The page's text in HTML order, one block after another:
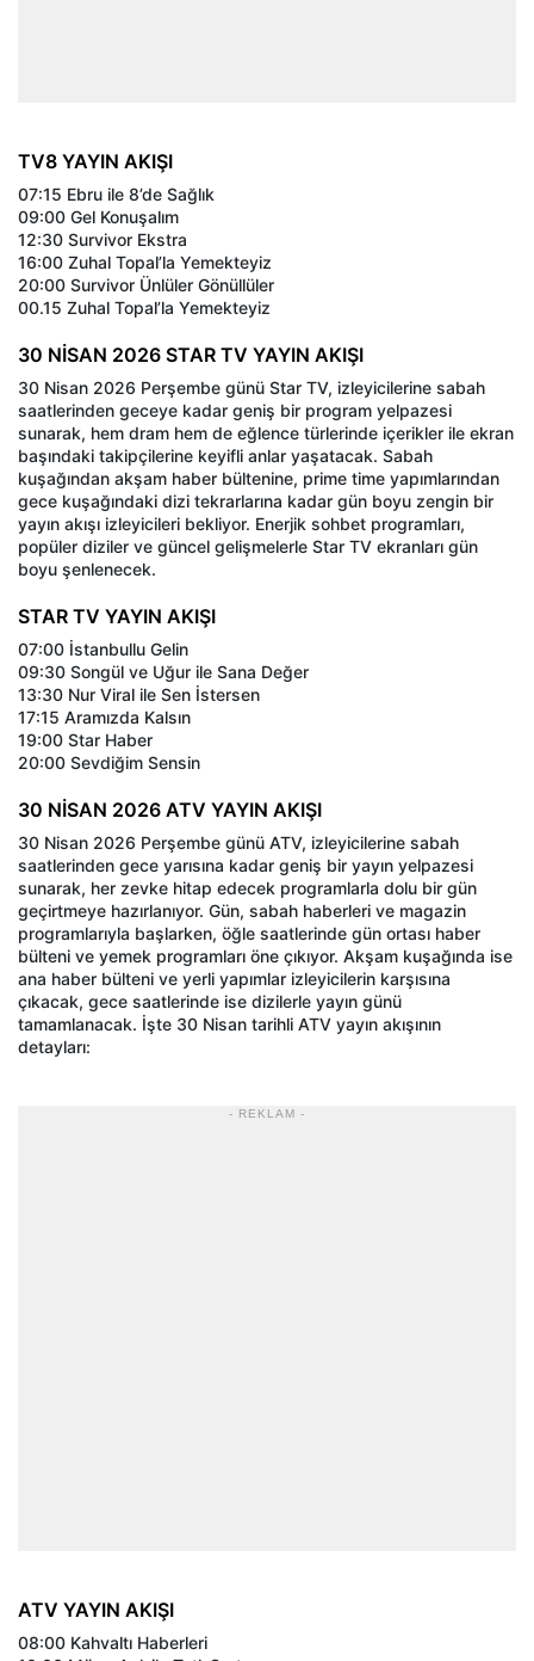
TV8 YAYIN AKIŞI
07:15 Ebru ile 8’de Sağlık
09:00 Gel Konuşalım
12:30 Survivor Ekstra
16:00 Zuhal Topal’la Yemekteyiz
20:00 Survivor Ünlüler Gönüllüler
00.15 Zuhal Topal’la Yemekteyiz
30 NİSAN 2026 STAR TV YAYIN AKIŞI
30 Nisan 2026 Perşembe günü Star TV, izleyicilerine sabah
saatlerinden geceye kadar geniş bir program yelpazesi
sunarak, hem dram hem de eğlence türlerinde içerikler ile ekran
başındaki takipçilerine keyifli anlar yaşatacak. Sabah
kuşağından akşam haber bültenine, prime time yapımlarından
gece kuşağındaki dizi tekrarlarına kadar gün boyu zengin bir
yayın akışı izleyicileri bekliyor. Enerjik sohbet programları,
popüler diziler ve güncel gelişmelerle Star TV ekranları gün
boyu şenlenecek.
STAR TV YAYIN AKIŞI
07:00 İstanbullu Gelin
09:30 Songül ve Uğur ile Sana Değer
13:30 Nur Viral ile Sen İstersen
17:15 Aramızda Kalsın
19:00 Star Haber
20:00 Sevdiğim Sensin
30 NİSAN 2026 ATV YAYIN AKIŞI
30 Nisan 2026 Perşembe günü ATV, izleyicilerine sabah
saatlerinden gece yarısına kadar geniş bir yayın yelpazesi
sunarak, her zevke hitap edecek programlarla dolu bir gün
geçirtmeye hazırlanıyor. Gün, sabah haberleri ve magazin
programlarıyla başlarken, öğle saatlerinde gün ortası haber
bülteni ve yemek programları öne çıkıyor. Akşam kuşağında ise
ana haber bülteni ve yerli yapımlar izleyicilerin karşısına
çıkacak, gece saatlerinde ise dizilerle yayın günü
tamamlanacak. İşte 30 Nisan tarihli ATV yayın akışının
detayları:
- REKLAM -
ATV YAYIN AKIŞI
08:00 Kahvaltı Haberleri